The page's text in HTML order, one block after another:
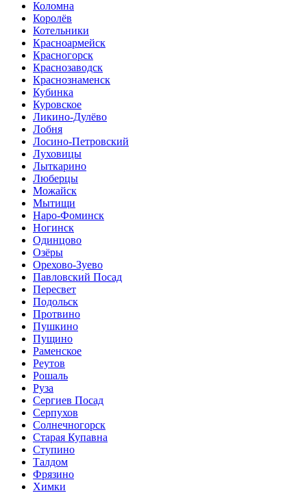
Коломна
Королёв
Котельники
Красноармейск
Красногорск
Краснозаводск
Краснознаменск
Кубинка
Куровское
Ликино-Дулёво
Лобня
Лосино-Петровский
Луховицы
Лыткарино
Люберцы
Можайск
Мытищи
Наро-Фоминск
Ногинск
Одинцово
Озёры
Орехово-Зуево
Павловский Посад
Пересвет
Подольск
Протвино
Пушкино
Пущино
Раменское
Реутов
Рошаль
Руза
Сергиев Посад
Серпухов
Солнечногорск
Старая Купавна
Ступино
Талдом
Фрязино
Химки